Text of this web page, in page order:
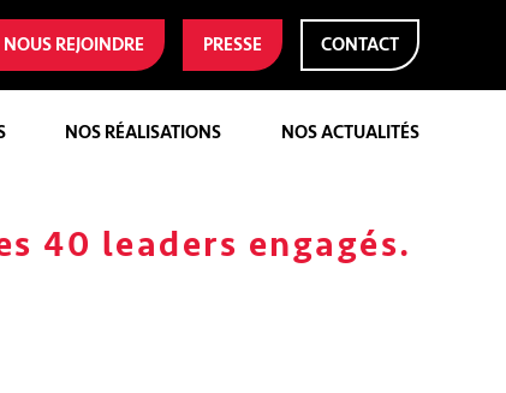
NOUS REJOINDRE PRESSE CONTACT
NOS RÉALISATIONS NOS ACTUALITÉS
40 leaders engagés.